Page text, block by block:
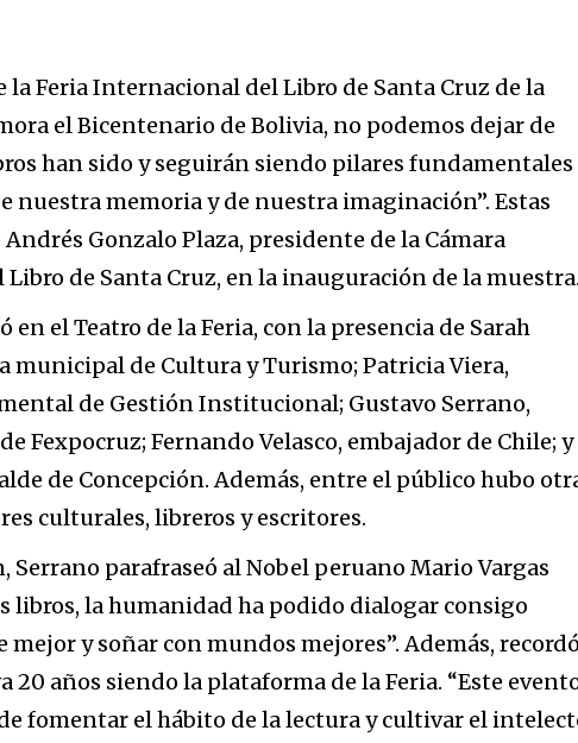
la Feria Internacional del Libro de Santa Cruz de la
el Bicentenario de Bolivia, no podemos dejar de
han sido y seguirán siendo pilares fundamentales
nuestra memoria y de nuestra imaginación”. Estas
Gonzalo Plaza, presidente de la Cámara
de Santa Cruz, en la inauguración de la muestra.
en el Teatro de la Feria, con la presencia de Sarah
municipal de Cultura y Turismo; Patricia Viera,
de Gestión Institucional; Gustavo Serrano,
Fexpocruz; Fernando Velasco, embajador de Chile; y
de Concepción. Además, entre el público hubo
culturales, libreros y escritores.
Serrano parafraseó al Nobel peruano Mario Vargas
libros, la humanidad ha podido dialogar consigo
mejor y soñar con mundos mejores”. Además, recordó
20 años siendo la plataforma de la Feria. “Este
fomentar el hábito de la lectura y cultivar el